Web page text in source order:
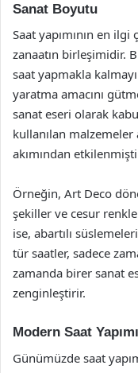
Sanat Boyutu
Saat yapımının en
zanaatın birleşimidir.
saat yapmakla
yaratma amacını
sanat eseri olarak
kullanılan malzemeler
akımından
Örneğin, Art Deco
şekiller ve cesur
ise, abartılı
tür saatler, sadece
zamanda birer sanat
zenginleştirir.
Modern Saat
Günümüzde saat